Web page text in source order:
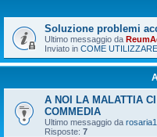
Soluzione problemi
Ultimo messaggio da
Inviato in COME
A NOI LA MALATTIA
COMMEDIA
Ultimo messaggio da
Risposte: 7